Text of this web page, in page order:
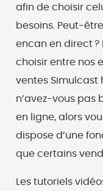
afin de choisir
besoins. Peut-
encan en direct ?
choisir entre nos
ventes Simulcast
n’avez-vous pas
en ligne, alors
dispose d’une
que certains
Les tutoriels